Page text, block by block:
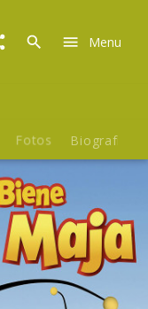
Menu
Fotos Biografie